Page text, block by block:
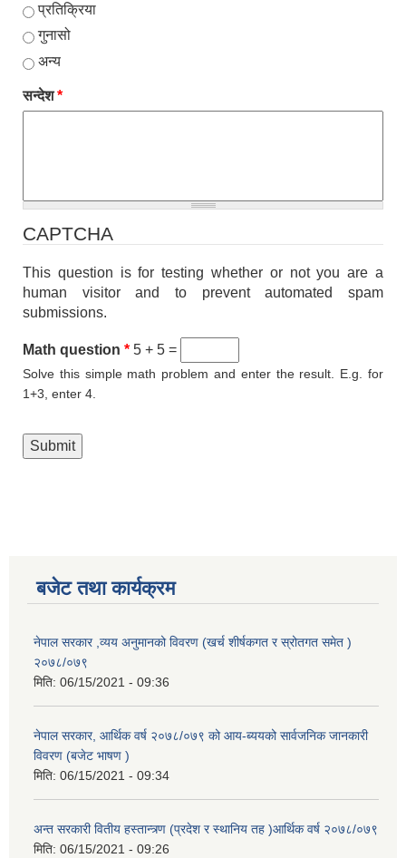
प्रतिक्रिया
गुनासो
अन्य
सन्देश*
CAPTCHA
This question is for testing whether or not you are a
human visitor and to prevent automated spam
submissions.
Math question * 5 + 5 =
Solve this simple math problem and enter the result. E.g. for
1+3, enter 4.
बजेट तथा कार्यक्रम
नेपाल सरकार ,व्यय अनुमानको विवरण (खर्च शीर्षकगत र स्रोतगत समेत )
२०७८/०७९
मिति: 06/15/2021 - 09:36
नेपाल सरकार, आर्थिक वर्ष २०७८/०७९ को आय-ब्ययको सार्वजनिक जानकारी
विवरण (बजेट भाषण )
मिति: 06/15/2021 - 09:34
अन्त सरकारी वितीय हस्तान्त्र्ण (प्रदेश र स्थानिय तह )आर्थिक वर्ष २०७८/०७९
मिति: 06/15/2021 - 09:26